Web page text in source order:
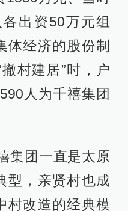
出资50万元组
体经济的股份制
村建居”时，户
人为千禧集团
团一直是太原
型，亲贤村也成
村改造的经典模